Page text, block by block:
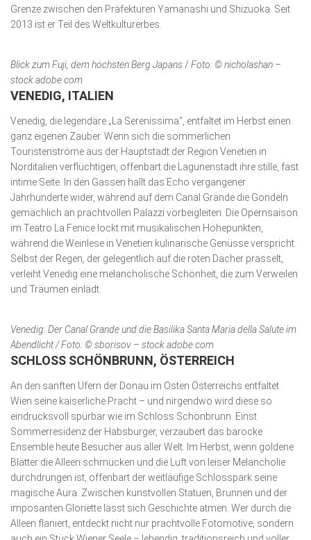
Grenze zwischen den Präfekturen Yamanashi und Shizuoka. Seit
2013 ist er Teil des Weltkulturerbes.
Blick zum Fuji, dem höchsten Berg Japans / Foto: © nicholashan –
stock.adobe.com
VENEDIG, ITALIEN
Venedig, die legendäre „La Serenissima“, entfaltet im Herbst einen
ganz eigenen Zauber. Wenn sich die sommerlichen
Touristenströme aus der Hauptstadt der Region Venetien in
Norditalien verflüchtigen, offenbart die Lagunenstadt ihre stille, fast
intime Seite. In den Gassen hallt das Echo vergangener
Jahrhunderte wider, während auf dem Canal Grande die Gondeln
gemächlich an prachtvollen Palazzi vorbeigleiten. Die Opernsaison
im Teatro La Fenice lockt mit musikalischen Höhepunkten,
während die Weinlese in Venetien kulinarische Genüsse verspricht.
Selbst der Regen, der gelegentlich auf die roten Dächer prasselt,
verleiht Venedig eine melancholische Schönheit, die zum Verweilen
und Träumen einlädt.
Venedig: Der Canal Grande und die Basilika Santa Maria della Salute im
Abendlicht / Foto: © sborisov – stock.adobe.com
SCHLOSS SCHÖNBRUNN, ÖSTERREICH
An den sanften Ufern der Donau im Osten Österreichs entfaltet
Wien seine kaiserliche Pracht – und nirgendwo wird diese so
eindrucksvoll spürbar wie im Schloss Schönbrunn. Einst
Sommerresidenz der Habsburger, verzaubert das barocke
Ensemble heute Besucher aus aller Welt. Im Herbst, wenn goldene
Blätter die Alleen schmücken und die Luft von leiser Melancholie
durchdrungen ist, offenbart der weitläufige Schlosspark seine
magische Aura. Zwischen kunstvollen Statuen, Brunnen und der
imposanten Gloriette lässt sich Geschichte atmen. Wer durch die
Alleen flaniert, entdeckt nicht nur prachtvolle Fotomotive, sondern